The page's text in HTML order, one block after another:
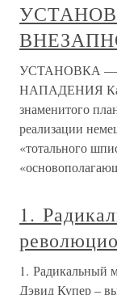
УСТАНОВКА —
НАПАДЕНИЯ Как
знаменитого
реализации
«тотального
1.
1. Радикальный
Дэвид Купер –